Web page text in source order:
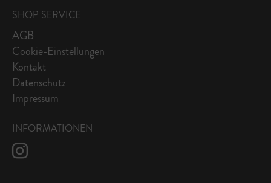
SHOP SERVICE
AGB
Cookie-Einstellungen
Kontakt
Datenschutz
Impressum
INFORMATIONEN